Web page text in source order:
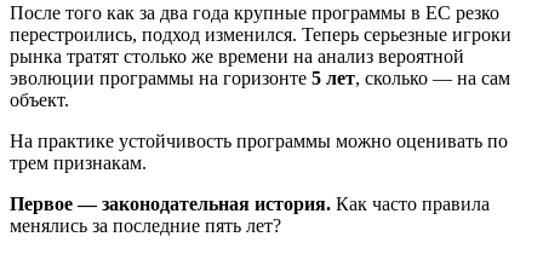
После того как за два года крупные программы в ЕС резко
перестроились, подход изменился. Теперь серьезные игроки
рынка тратят столько же времени на анализ вероятной
эволюции программы на горизонте 5 лет, сколько — на сам
объект.
На практике устойчивость программы можно оценивать по
трем признакам.
Первое — законодательная история. Как часто правила
менялись за последние пять лет?